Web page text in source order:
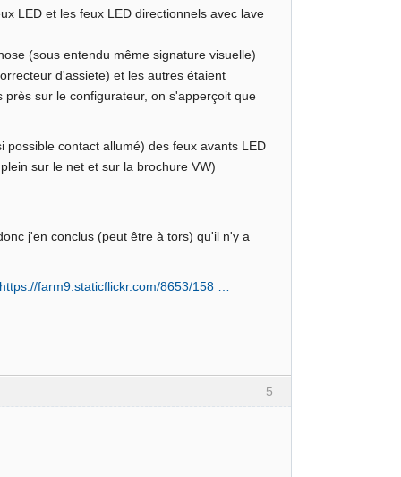
LED et les feux LED directionnels avec lave
(sous entendu même signature visuelle)
d'assiete) et les autres étaient
sur le configurateur, on s'apperçoit que
contact allumé) des feux avants LED
sur le net et sur la brochure VW)
j'en conclus (peut être à tors) qu'il n'y a
https://farm9.staticflickr.com/8653/158 …
5